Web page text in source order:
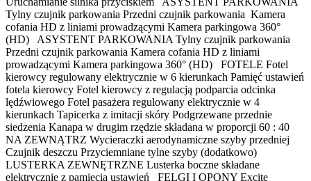
Tylny czujnik parkowania Przedni czujnik parkowania Kamera
cofania HD z liniami prowadzącymi Kamera parkingowa 360°
(HD) ASYSTENT PARKOWANIA Tylny czujnik parkowania
Przedni czujnik parkowania Kamera cofania HD z liniami
prowadzącymi Kamera parkingowa 360° (HD) FOTELE Fotel
kierowcy regulowany elektrycznie w 6 kierunkach Pamięć ustawień
fotela kierowcy Fotel kierowcy z regulacją podparcia odcinka
lędźwiowego Fotel pasażera regulowany elektrycznie w 4
kierunkach Tapicerka z imitacji skóry Podgrzewane przednie
siedzenia Kanapa w drugim rzędzie składana w proporcji 60 : 40
NA ZEWNĄTRZ Wycieraczki aerodynamiczne szyby przedniej
Czujnik deszczu Przyciemniane tylne szyby (dodatkowo)
LUSTERKA ZEWNĘTRZNE Lusterka boczne składane
elektrycznie z pamięcią ustawień FELGI I OPONY Excite